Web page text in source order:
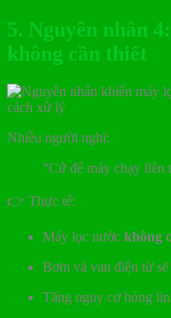
5. Nguyên nhân
không cần thiết
Nhiều người nghĩ:
“Cứ để máy chạy liên
👉 Thực tế:
Máy lọc nước không
Bơm và van điện từ
Tăng nguy cơ hỏng